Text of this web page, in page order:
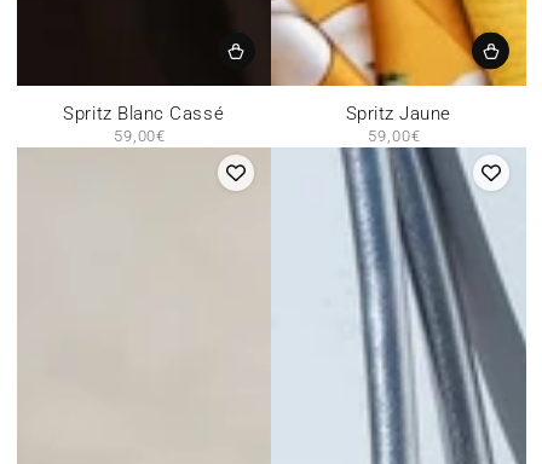
Spritz Blanc Cassé
Prix
59,00€
Spritz Jaune
Prix
normal
59,00€